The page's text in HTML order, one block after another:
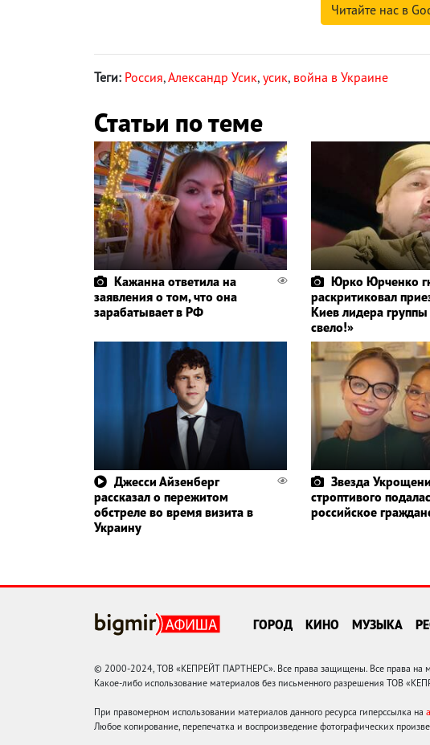
Читайте нас в
Теги: Россия,Александр Усик, усик, война в Украине
Статьи по теме
Кажанна ответила на
заявления о том, что она
зарабатывает в РФ
Юрко Юрченко
раскритиковал
Киев лидера группы
свело!»
Джесси Айзенберг
рассказал о пережитом
обстреле во время визита в
Украину
Звезда
строптивого
российское
ГОРОД КИНО МУЗЫКА
© 2000-2024, ТОВ «КЕПРЕЙТ ПАРТНЕРС». Все права защищены. Все права на
Какое-либо использование материалов без письменного разрешения ТОВ
При правомерном использовании материалов данного ресурса гиперссылка на
Любое копирование, перепечатка и воспроизведение фотографических